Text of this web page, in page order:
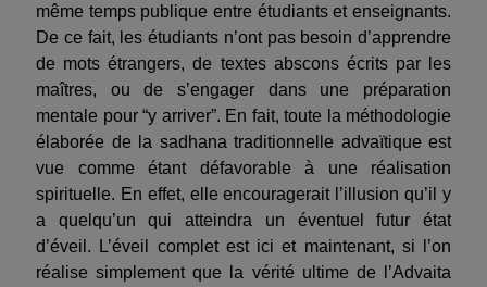
même temps publique entre étudiants et enseignants.
De ce fait, les étudiants n’ont pas besoin d’apprendre
de mots étrangers, de textes abscons écrits par les
maîtres, ou de s’engager dans une préparation
mentale pour “y arriver”. En fait, toute la méthodologie
élaborée de la sadhana traditionnelle advaïtique est
vue comme étant défavorable à une réalisation
spirituelle. En effet, elle encouragerait l’illusion qu’il y
a quelqu’un qui atteindra un éventuel futur état
d’éveil. L’éveil complet est ici et maintenant, si l’on
réalise simplement que la vérité ultime de l’Advaita